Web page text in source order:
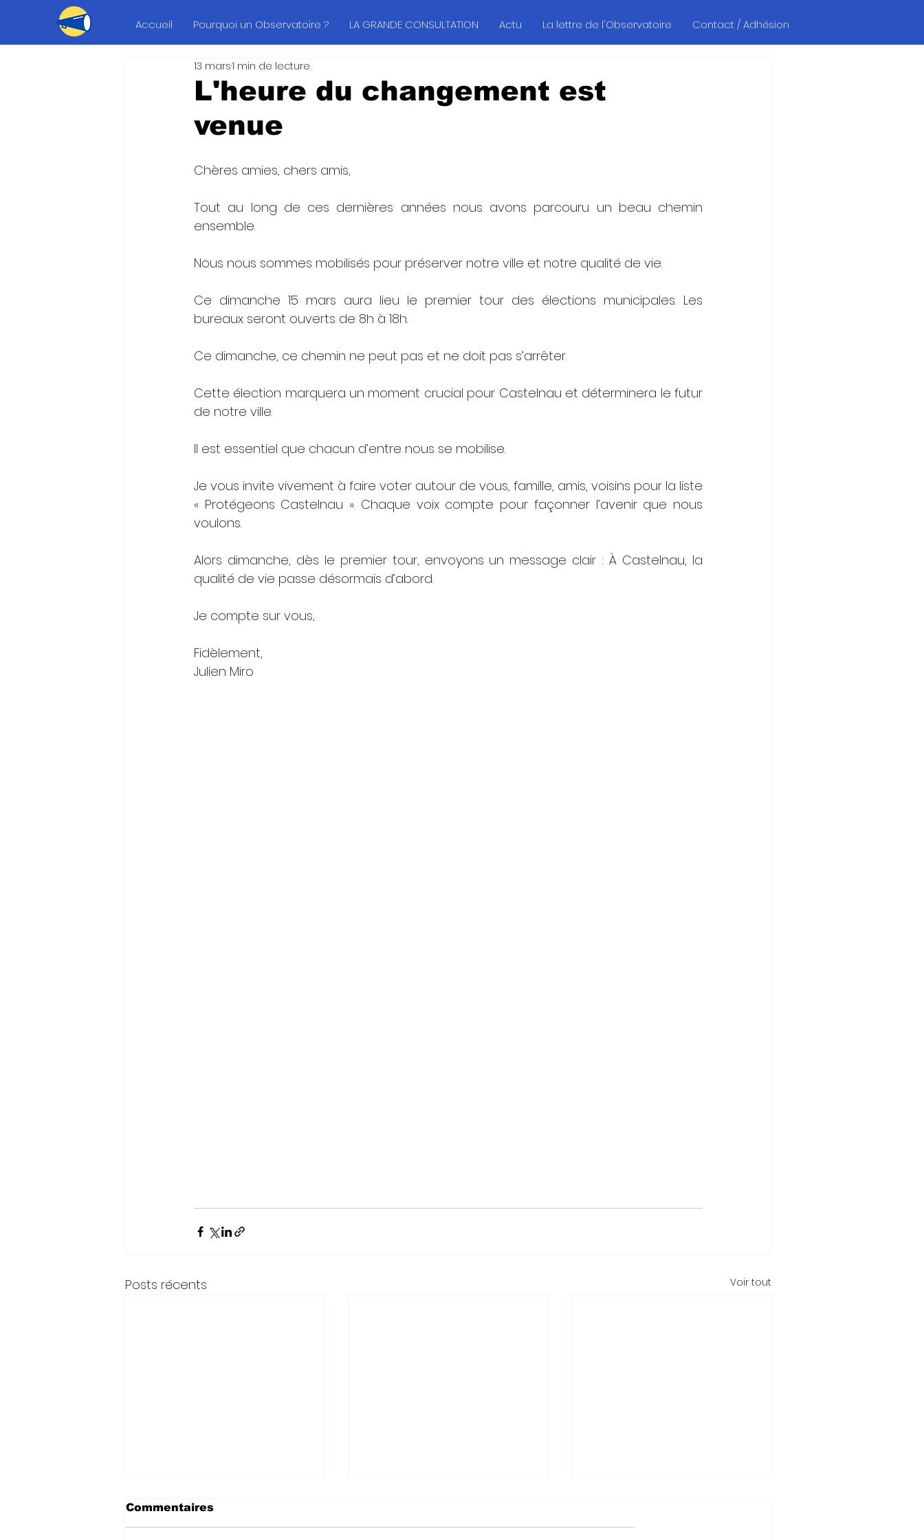
Accueil Pourquoi un Observatoire ? LA GRANDE CONSULTATION Actu La lettre de l'Observatoire Contact / Adhésion
L'heure du changement est
venue
13 mars1 min de lecture
Chères amies, chers amis,
Tout au long de ces dernières années nous avons parcouru un beau chemin
ensemble.
Nous nous sommes mobilisés pour préserver notre ville et notre qualité de vie.
Ce dimanche 15 mars aura lieu le premier tour des élections municipales. Les
bureaux seront ouverts de 8h à 18h.
Ce dimanche, ce chemin ne peut pas et ne doit pas s’arrêter.
Cette élection marquera un moment crucial pour Castelnau et déterminera le futur
de notre ville.
Il est essentiel que chacun d’entre nous se mobilise.
Je vous invite vivement à faire voter autour de vous, famille, amis, voisins pour la liste
« Protégeons Castelnau ». Chaque voix compte pour façonner l’avenir que nous
voulons.
Alors dimanche, dès le premier tour, envoyons un message clair : À Castelnau, la
qualité de vie passe désormais d’abord.
Je compte sur vous,
Fidèlement,
Julien Miro
Posts récents Voir tout
Commentaires